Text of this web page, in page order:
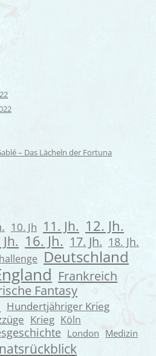
– Das Lächeln der Fortuna
10. Jh 11. Jh. 12. Jh.
16. Jh. 17. Jh. 18. Jh.
Deutschland
Frankreich
Fantasy
Hundertjähriger Krieg
Krieg Köln
London Medizin